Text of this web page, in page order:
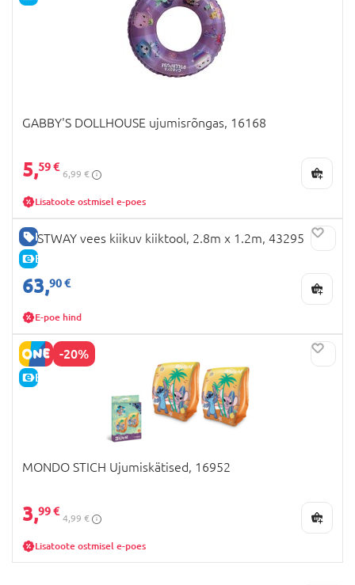
GABBY'S DOLLHOUSE ujumisrõngas, 16168
5,59 €
6,99 €
Lisatoote ostmisel e-poes
HEA HIND
E-HIND
BESTWAY vees kiikuv kiiktool, 2.8m x 1.2m, 43295
63,90 €
E-poe hind
-20%
E-HIND
MONDO STICH Ujumiskätised, 16952
3,99 €
4,99 €
Lisatoote ostmisel e-poes